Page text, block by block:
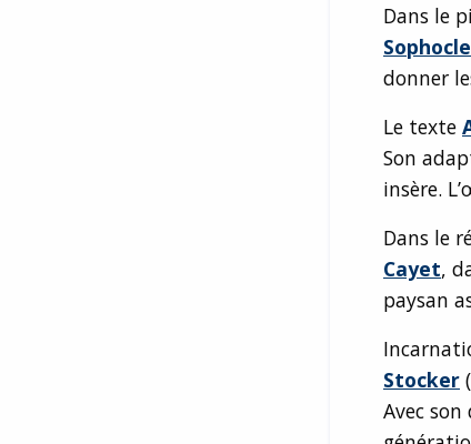
Dans le
Sophocle
donner
Le texte
Son
insère.
Dans le
Cayet,
paysan
Stocker
Avec